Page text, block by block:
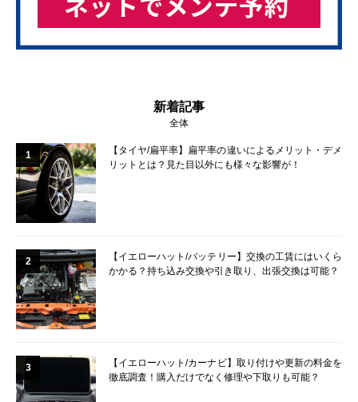
新着記事
全体
1
【タイヤ/扁平率】扁平率の違いによるメリット・デメ
リットとは？見た目以外にも様々な影響が！
2
【イエローハット/バッテリー】交換の工賃にはいくら
かかる？持ち込み交換や引き取り、出張交換は可能？
3
【イエローハット/カーナビ】取り付けや更新の料金を
徹底調査！購入だけでなく修理や下取りも可能？